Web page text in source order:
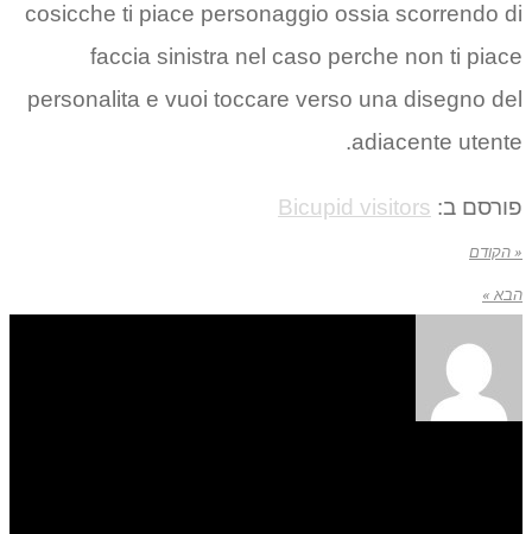
cosicche ti piace personaggio ossia scorrendo di
faccia sinistra nel caso perche non ti piace
personalita e vuoi toccare verso una disegno del
adiacente utente.
פורסם ב: Bicupid visitors
« הקודם
הבא »